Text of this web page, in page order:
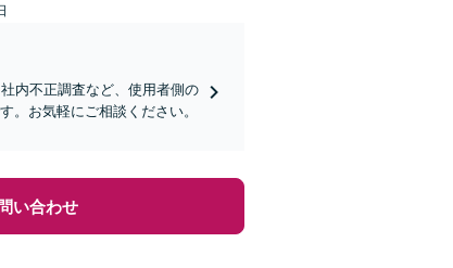
内不正調査など、使用者側の
。お気軽にご相談ください。
い合わせ